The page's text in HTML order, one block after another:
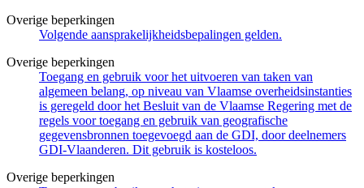
Overige beperkingen
Volgende aansprakelijkheidsbepalingen gelden.
Overige beperkingen
Toegang en gebruik voor het uitvoeren van taken van
algemeen belang, op niveau van Vlaamse overheidsinstanties
is geregeld door het Besluit van de Vlaamse Regering met de
regels voor toegang en gebruik van geografische
gegevensbronnen toegevoegd aan de GDI, door deelnemers
GDI-Vlaanderen. Dit gebruik is kosteloos.
Overige beperkingen